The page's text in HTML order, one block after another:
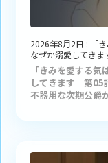
2026年8月2日 :
「
なぜか溺愛してきま
「きみを愛する
してきます 第05
不器用な次期公爵